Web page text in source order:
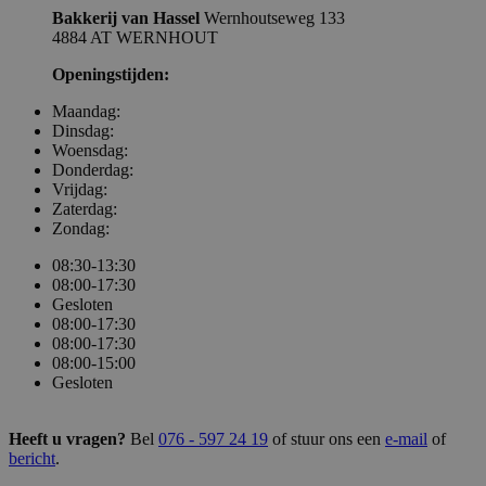
Bakkerij van Hassel Wernhoutseweg 133
4884 AT WERNHOUT
Openingstijden:
Maandag:
Dinsdag:
Woensdag:
Donderdag:
Vrijdag:
Zaterdag:
Zondag:
08:30-13:30
08:00-17:30
Gesloten
08:00-17:30
08:00-17:30
08:00-15:00
Gesloten
Heeft u vragen? Bel 076 - 597 24 19 of stuur ons een e-mail of
bericht.
Targeting
Functioneel
kernfunctionaliteiten van de website mogelijk,
De website kan niet goed worden gebruikt
zonder de strikt noodzakelijke cookies.
Naam